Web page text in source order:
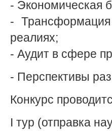
- Экономическая
-
реалиях;
- Аудит в сфере
- Перспективы
Конкурс
I тур (отправка